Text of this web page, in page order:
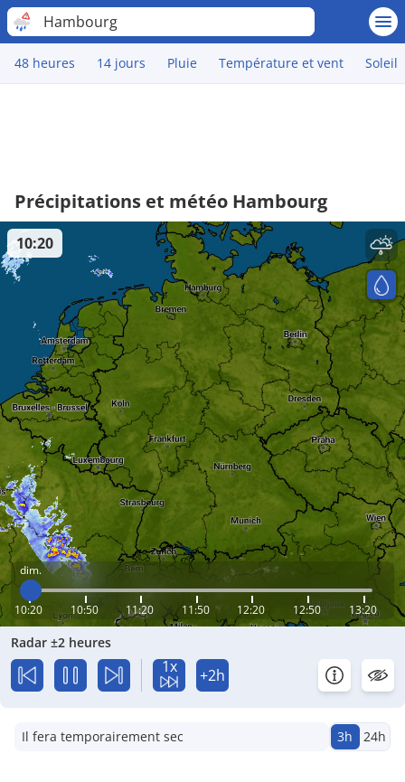
Hambourg
48 heures 14 jours Pluie Température et vent Soleil
Précipitations et météo Hambourg
dim.
10:20 10:50 11:20 11:50 12:20 12:50 13:20
10:20
Radar ±2 heures
1x +2h
Il fera temporairement sec 3h 24h